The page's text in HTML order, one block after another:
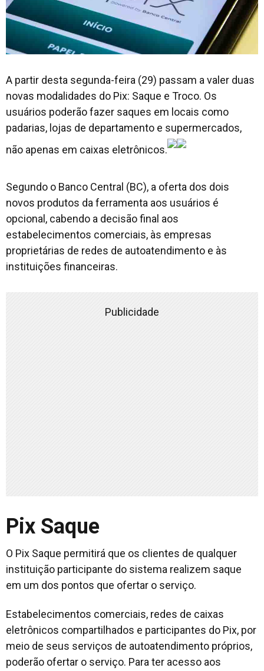
A partir desta segunda-feira (29) passam a valer duas
novas modalidades do Pix: Saque e Troco. Os
usuários poderão fazer saques em locais como
padarias, lojas de departamento e supermercados,
não apenas em caixas eletrônicos.
Segundo o Banco Central (BC), a oferta dos dois
novos produtos da ferramenta aos usuários é
opcional, cabendo a decisão final aos
estabelecimentos comerciais, às empresas
proprietárias de redes de autoatendimento e às
instituições financeiras.
Publicidade
Pix Saque
O Pix Saque permitirá que os clientes de qualquer
instituição participante do sistema realizem saque
em um dos pontos que ofertar o serviço.
Estabelecimentos comerciais, redes de caixas
eletrônicos compartilhados e participantes do Pix, por
meio de seus serviços de autoatendimento próprios,
poderão ofertar o serviço. Para ter acesso aos